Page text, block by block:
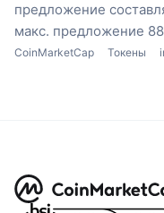
предложение
макс. предложение
CoinMarketCap Токены